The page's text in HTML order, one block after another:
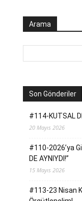
Arama
Son Gönderiler
#114-KUTSAL
20 Mayıs 2026
#110-2026’ya
DE AYNIYDI!”
15 Mayıs 2026
#113-23 Nisan